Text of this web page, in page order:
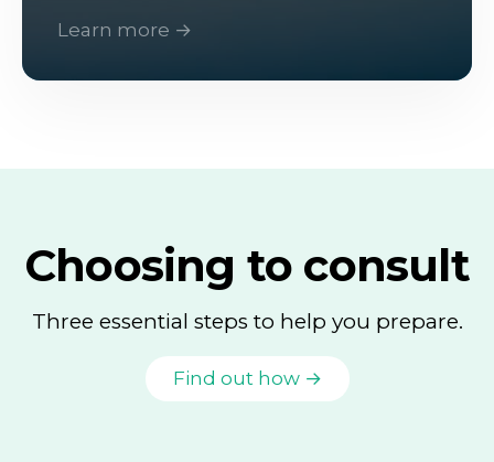
Learn more →
Choosing to consult
Three essential steps to help you prepare.
Find out how →